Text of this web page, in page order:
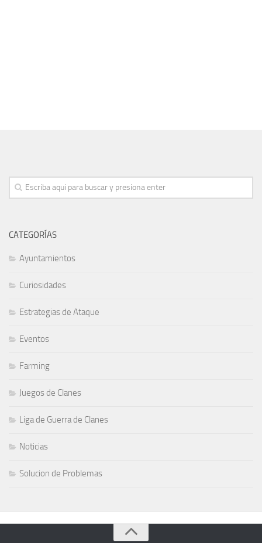
CATEGORÍAS
Ayuntamientos
Curiosidades
Estrategias de Ataque
Eventos
Farming
Juegos de Clanes
Liga de Guerra de Clanes
Noticias
Solucion de Problemas